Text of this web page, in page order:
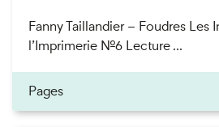
Fanny Taillandier – Foudres Les
l’Imprimerie n°6 Lecture ...
Pages